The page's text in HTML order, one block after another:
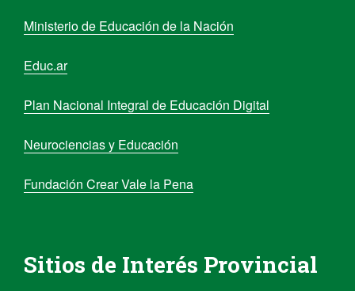
Ministerio de Educación de la Nación
Educ.ar
Plan Nacional Integral de Educación Digital
Neurociencias y Educación
Fundación Crear Vale la Pena
Sitios de Interés Provincial